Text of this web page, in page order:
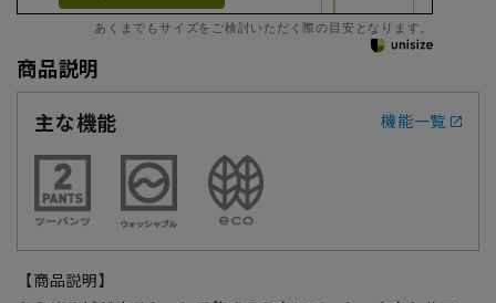
あくまでもサイズをご検討いただく際の目安となります。
商品説明
主な機能
機能一覧
【商品説明】